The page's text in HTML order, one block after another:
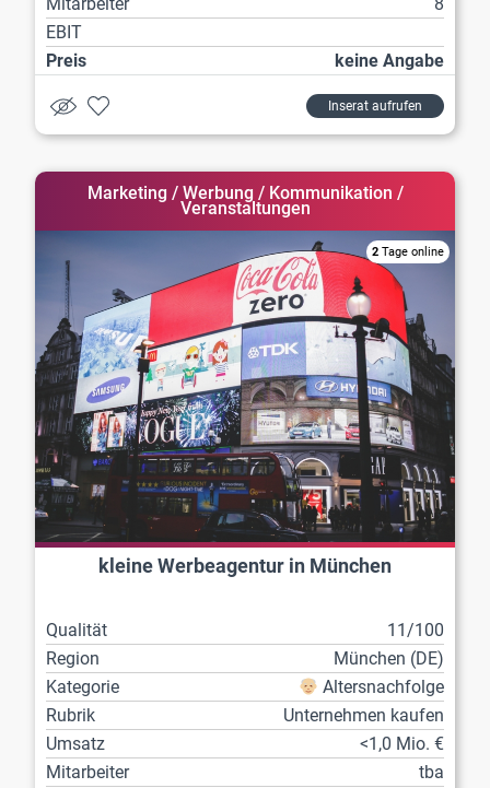
EBIT
Preis
keine Angabe
Inserat aufrufen
Marketing / Werbung / Kommunikation /
Veranstaltungen
2 Tage online
kleine Werbeagentur in München
Qualität
11/100
Region
München (DE)
Kategorie
Altersnachfolge
Rubrik
Unternehmen kaufen
Umsatz
<1,0 Mio. €
Mitarbeiter
tba